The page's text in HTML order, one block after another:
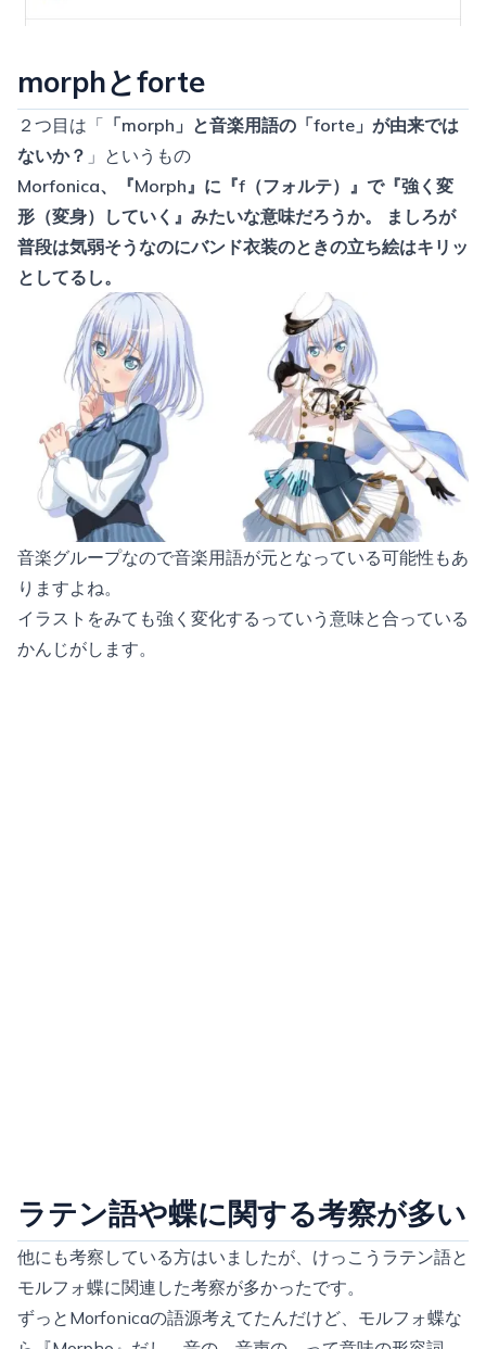
morphとforte
２つ目は「 「morph」と音楽用語の「forte」が由来では
ないか？ 」というもの
Morfonica、『Morph』に『f（フォルテ）』で『強く変
形（変身）していく』みたいな意味だろうか。 ましろが
普段は気弱そうなのにバンド衣装のときの立ち絵はキリッ
としてるし。
音楽グループなので音楽用語が元となっている可能性もあ
りますよね。
イラストをみても強く変化するっていう意味と合っている
かんじがします。
ラテン語や蝶に関する考察が多い
他にも考察している方はいましたが、けっこうラテン語と
モルフォ蝶に関連した考察が多かったです。
ずっとMorfonicaの語源考えてたんだけど、モルフォ蝶な